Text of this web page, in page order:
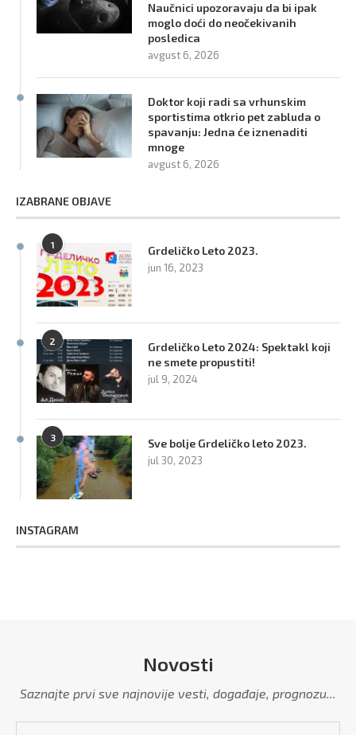
Naučnici upozoravaju da bi ipak
moglo doći do neočekivanih
posledica
avgust 6, 2026
Doktor koji radi sa vrhunskim
sportistima otkrio pet zabluda o
spavanju: Jedna će iznenaditi
mnoge
avgust 6, 2026
IZABRANE OBJAVE
1 Grdeličko Leto 2023.
jun 16, 2023
2
Grdeličko Leto 2024: Spektakl koji
ne smete propustiti!
jul 9, 2024
3 Sve bolje Grdeličko leto 2023.
jul 30, 2023
INSTAGRAM
Novosti
Saznajte prvi sve najnovije vesti, događaje, prognozu...